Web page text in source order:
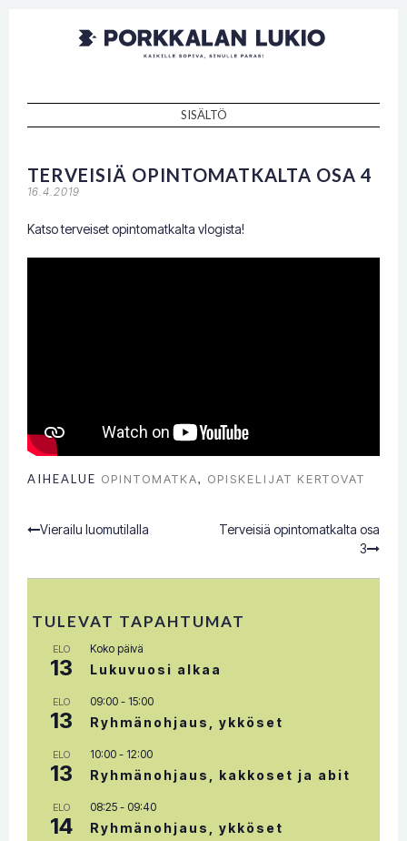
Porkkalan
lukio
Kaikille sopiva, sinulle paras!
SISÄLTÖ
TERVEISIÄ OPINTOMATKALTA OSA 4
16.4.2019
Katso terveiset opintomatkalta vlogista!
AIHEALUE OPINTOMATKA, OPISKELIJAT KERTOVAT
Post
navigation
Terveisiä opintomatkalta osa
3
Vierailu luomutilalla
TULEVAT TAPAHTUMAT
ELO
13
Koko päivä
Lukuvuosi alkaa
ELO
13
09:00 - 15:00
Ryhmänohjaus, ykköset
ELO
13
10:00 - 12:00
Ryhmänohjaus, kakkoset ja abit
ELO
14
08:25 - 09:40
Ryhmänohjaus, ykköset